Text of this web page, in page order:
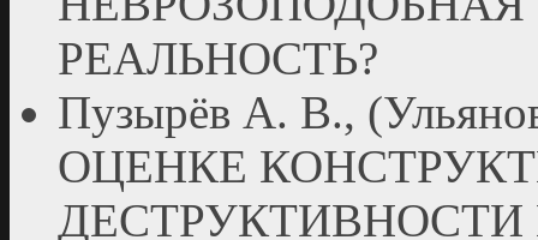
РЕАЛЬНОСТЬ?
Пузырёв А. В.,
ОЦЕНКЕ